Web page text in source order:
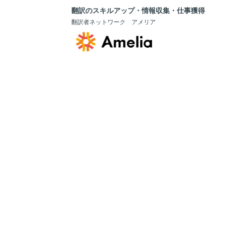
翻訳のスキルアップ・情報収集・仕事獲得
翻訳者ネットワーク アメリア